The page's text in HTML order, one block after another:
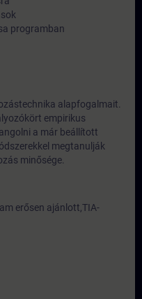
programban
alapfogalmait.
empirikus
a már beállított
megtanulják
minősége.
erősen ajánlott,TIA-